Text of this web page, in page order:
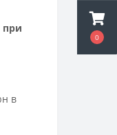
0
при
в